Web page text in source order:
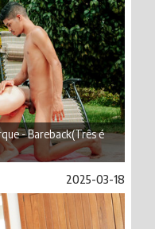
- Bareback(Três é
2025-03-18